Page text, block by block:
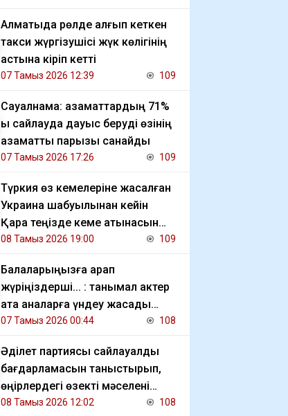
Алматыда рөлде қалғып кеткен
такси жүргізушісі жүк көлігінің
астына кіріп кетті
07 Тамыз 2026 12:39 109
Сауалнама: азаматтардың 71%
ы сайлауда дауыс беруді өзінің
азаматтық парызы санайды
07 Тамыз 2026 17:26 109
Түркия өз кемелеріне жасалған
Украина шабуылынан кейін
Қара теңізде кеме қатынасын
шектеді
08 Тамыз 2026 19:00 109
Балаларыңызға қарап
жүріңіздерші... : танымал актер
ата аналарға үндеу жасады
(видео)
07 Тамыз 2026 00:44 108
Әділет партиясы сайлауалды
бағдарламасын таныстырып,
өңірлердегі өзекті мәселені
талқылады
08 Тамыз 2026 12:02 108